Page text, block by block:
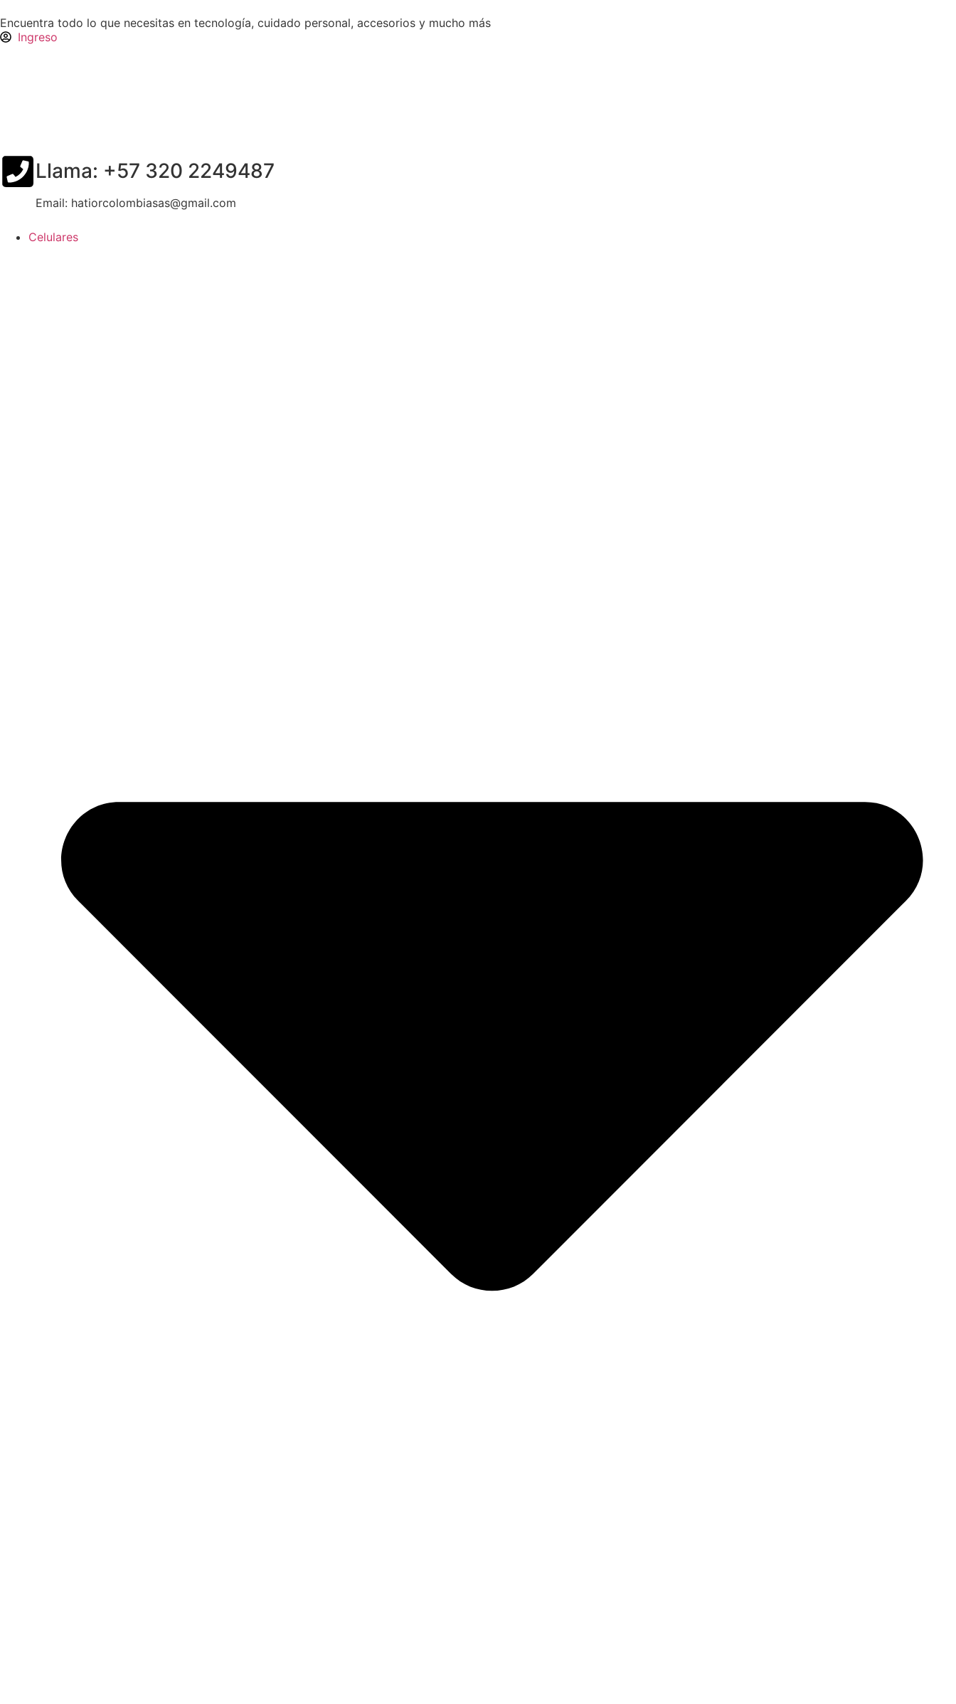
Encuentra todo lo que necesitas en tecnología, cuidado personal, accesorios y mucho más
Ingreso
Llama: +57 320 2249487
Email: hatiorcolombiasas@gmail.com
Celulares